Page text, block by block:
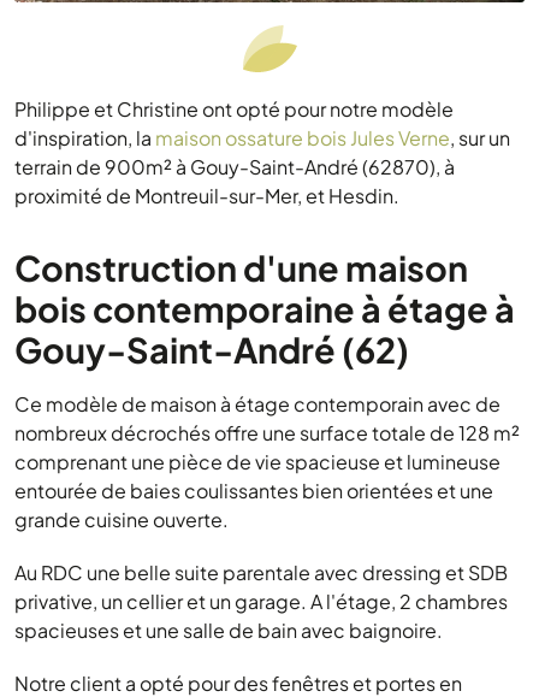
Philippe et Christine ont opté pour notre modèle
d'inspiration, la maison ossature bois Jules Verne, sur un
terrain de 900m² à Gouy-Saint-André (62870), à
proximité de Montreuil-sur-Mer, et Hesdin.
Construction d'une maison
bois contemporaine à étage à
Gouy-Saint-André (62)
Ce modèle de maison à étage contemporain avec de
nombreux décrochés offre une surface totale de 128 m²
comprenant une pièce de vie spacieuse et lumineuse
entourée de baies coulissantes bien orientées et une
grande cuisine ouverte.
Au RDC une belle suite parentale avec dressing et SDB
privative, un cellier et un garage. A l'étage, 2 chambres
spacieuses et une salle de bain avec baignoire.
Notre client a opté pour des fenêtres et portes en